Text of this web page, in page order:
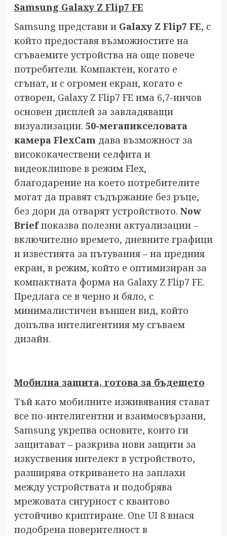
Samsung Galaxy Z Flip7 FE
Samsung представи и Galaxy Z Flip7 FE, с
който предоставя възможностите на
сгъваемите устройства на още повече
потребители. Компактен, когато е
сгънат, и с огромен екран, когато е
отворен, Galaxy Z Flip7 FE има 6,7-инчов
основен дисплей за завладяващи
визуализации. 50-мегапикселовата
камера FlexCam дава възможност за
висококачествени селфита и
видеоклипове в режим Flex,
благодарение на което потребителите
могат да правят съдържание без ръце,
без дори да отварят устройството. Now
Briefпоказва полезни актуализации –
включително времето, дневните графици
и известията за пътувания – на предния
екран, в режим, който е оптимизиран за
компактната форма на Galaxy Z Flip7 FE.
Предлага се в черно и бяло, с
минималистичен външен вид, който
допълва интелигентния му сгъваем
дизайн.
Мобилна защита, готова за бъдещето
Тъй като мобилните изживявания стават
все по-интелигентни и взаимосвързани,
Samsung укрепва основите, които ги
защитават – разкрива нови защити за
изкуствения интелект в устройството,
разширява откриването на заплахи
между устройствата и подобрява
мрежовата сигурност с квантово
устойчиво криптиране. One UI 8 внася
подобрена поверителност в